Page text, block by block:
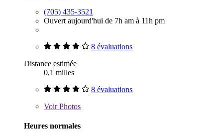
(705) 435-3521
Ouvert aujourd'hui de 7h am à 11h pm
8 évaluations
Distance estimée
0,1 milles
8 évaluations
VoirPhotos
Heures normales